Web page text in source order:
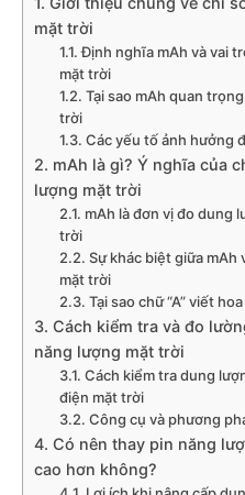
mặt trời
1.1. Định nghĩa mAh và vai
mặt trời
1.2. Tại sao mAh quan
trời
1.3. Các yếu tố ảnh hưởng
2. mAh là gì? Ý nghĩa của
lượng mặt trời
2.1. mAh là đơn vị đo dung
trời
2.2. Sự khác biệt giữa
mặt trời
2.3. Tại sao chữ “A” viết
3. Cách kiểm tra và đo
năng lượng mặt trời
3.1. Cách kiểm tra dung
điện mặt trời
3.2. Công cụ và phương
4. Có nên thay pin năng
cao hơn không?